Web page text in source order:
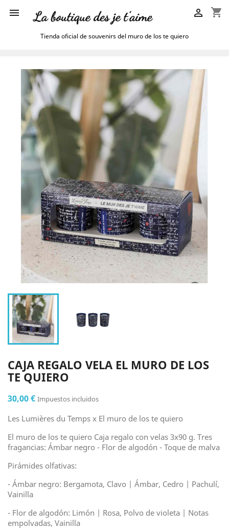
 shopping_cart

Tienda oficial de souvenirs del muro de los te quiero
CAJA REGALO VELA EL MURO DE LOS
TE QUIERO
30,00 € Impuestos incluidos
Les Lumières du Temps x El muro de los te quiero
El muro de los te quiero Caja regalo con velas 3x90 g. Tres
fragancias: Ámbar negro - Flor de algodón - Toque de malva
Pirámides olfativas:
- Ámbar negro: Bergamota, Clavo | Ámbar, Cedro | Pachulí,
Vainilla
- Flor de algodón: Limón | Rosa, Polvo de violeta | Notas
empolvadas, Vainilla